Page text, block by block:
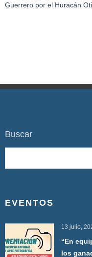
Guerrero por el Huracán
Buscar
EVENTOS
13 julio,
“En
los